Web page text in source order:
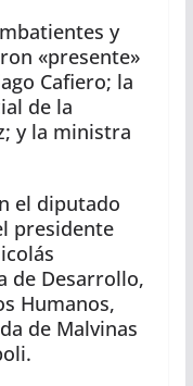
y
«presente»
Cafiero; la
de la
y la ministra
el diputado
presidente
de Desarrollo,
Humanos,
de Malvinas